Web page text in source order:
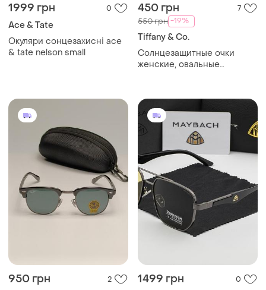
1999 грн 0
Ace & Tate
Окуляри сонцезахисні ace
& tate nelson small
450 грн 7
550 грн -19%
Tiffany & Co.
Солнцезащитные очки
женские, овальные
950 грн 2 1499 грн 0